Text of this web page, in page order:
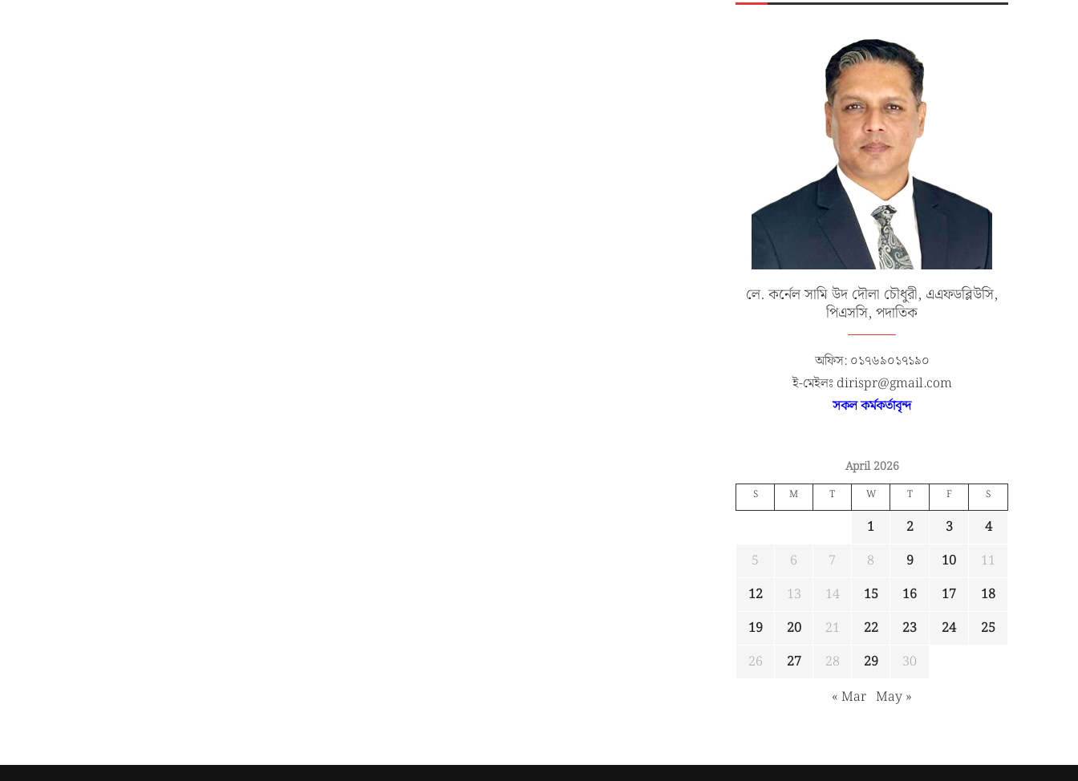
লে. কর্নেল সামি উদ দৌলা চৌধুরী, এএফডব্লিউসি,
পিএসসি, পদাতিক
অফিস: ০১৭৬৯০১৭১৯০
ই-মেইলঃ dirispr@gmail.com
সকল কর্মকর্তাবৃন্দ
April 2026
S M T W T F S
1 2 3
4
5
6 7 8 9 10
11
12
13 14 15 16 17
18
19
20 21 22 23 24
25
26
27 28 29
30
« Mar May »